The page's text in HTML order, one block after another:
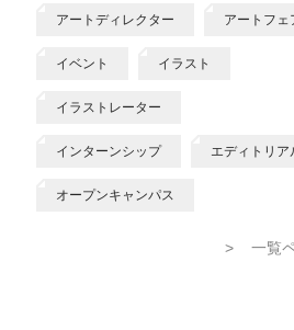
アートディレクター アートフェ
イベント イラスト
イラストレーター
インターンシップ エディトリア
オープンキャンパス
> 一覧